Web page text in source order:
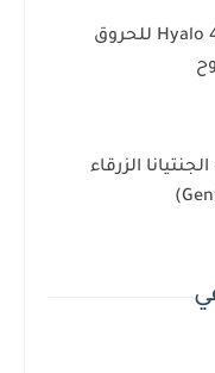
كريم هيالو 4 Hyalo للحروق
الزرقاء